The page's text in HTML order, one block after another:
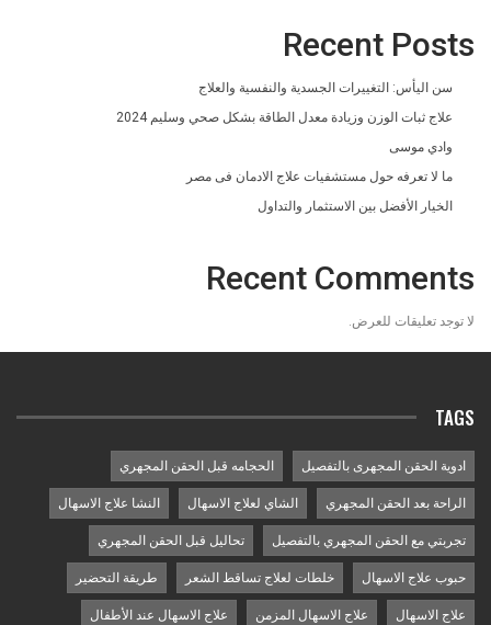
Recent Posts
سن اليأس: التغييرات الجسدية والنفسية والعلاج
علاج ثبات الوزن وزيادة معدل الطاقة بشكل صحي وسليم 2024
وادي موسى
ما لا تعرفه حول مستشفيات علاج الادمان فى مصر
الخيار الأفضل بين الاستثمار والتداول
Recent Comments
لا توجد تعليقات للعرض.
TAGS
ادوية الحقن المجهرى بالتفصيل الحجامه قبل الحقن المجهري
الراحة بعد الحقن المجهري الشاي لعلاج الاسهال النشا علاج الاسهال
تجربتي مع الحقن المجهري بالتفصيل تحاليل قبل الحقن المجهري
حبوب علاج الاسهال خلطات لعلاج تساقط الشعر طريقة التحضير
علاج الاسهال علاج الاسهال المزمن علاج الاسهال عند الأطفال